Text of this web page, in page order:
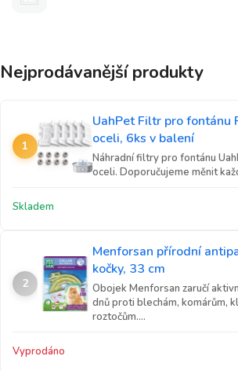
Nejprodávanější produkty
1
UahPet Filtr pro fontánu
oceli, 6ks v balení
Náhradní filtry pro fontánu
oceli. Doporučujeme měnit
Skladem
2
Menforsan přírodní
kočky, 33 cm
Obojek Menforsan zaručí
dnů proti blechám, komárům,
roztočům....
Vyprodáno